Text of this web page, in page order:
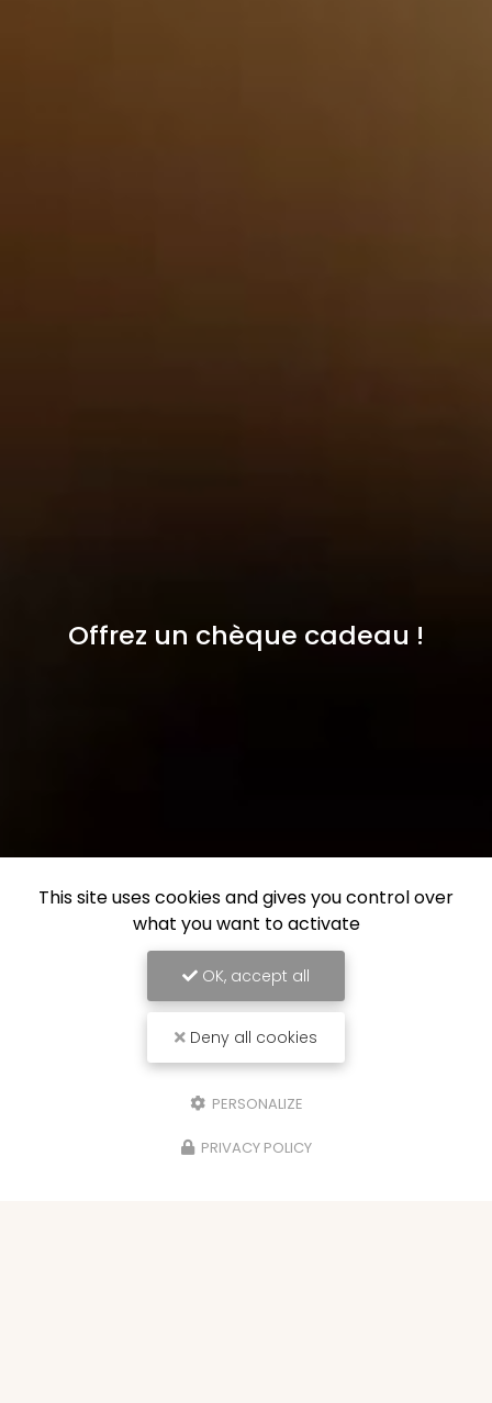
Offrez un chèque cadeau !
This site uses cookies and gives you control over
what you want to activate
OK, accept all
Deny all cookies
PERSONALIZE
PRIVACY POLICY